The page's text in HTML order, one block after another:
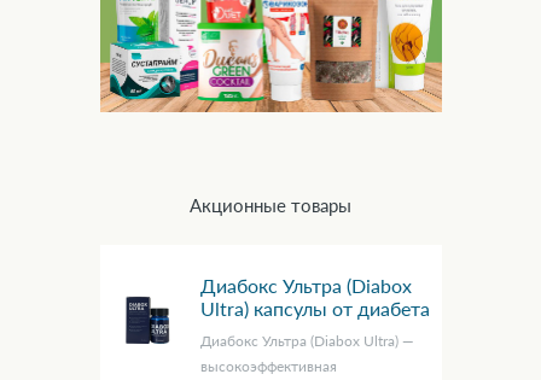
Акционные товары
Диабокс Ультра (Diabox
Ultra) капсулы от диабета
Диабокс Ультра (Diabox Ultra) —
высокоэффективная